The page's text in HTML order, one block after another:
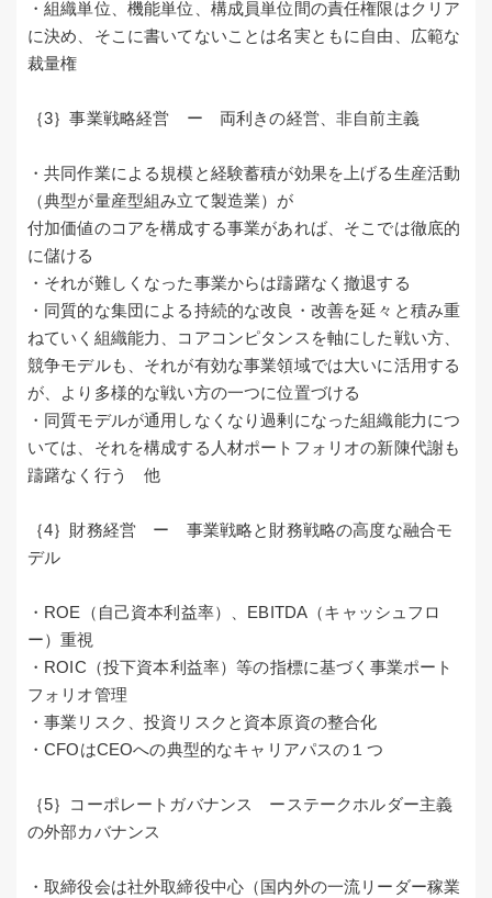
・組織単位、機能単位、構成員単位間の責任権限はクリア
に決め、そこに書いてないことは名実ともに自由、広範な
裁量権
｛3｝事業戦略経営 ー 両利きの経営、非自前主義
・共同作業による規模と経験蓄積が効果を上げる生産活動
（典型が量産型組み立て製造業）が
付加価値のコアを構成する事業があれば、そこでは徹底的
に儲ける
・それが難しくなった事業からは躊躇なく撤退する
・同質的な集団による持続的な改良・改善を延々と積み重
ねていく組織能力、コアコンピタンスを軸にした戦い方、
競争モデルも、それが有効な事業領域では大いに活用する
が、より多様的な戦い方の一つに位置づける
・同質モデルが通用しなくなり過剰になった組織能力につ
いては、それを構成する人材ポートフォリオの新陳代謝も
躊躇なく行う 他
｛4｝財務経営 ー 事業戦略と財務戦略の高度な融合モ
デル
・ROE（自己資本利益率）、EBITDA（キャッシュフロ
ー）重視
・ROIC（投下資本利益率）等の指標に基づく事業ポート
フォリオ管理
・事業リスク、投資リスクと資本原資の整合化
・CFOはCEOへの典型的なキャリアパスの１つ
｛5｝コーポレートガバナンス ーステークホルダー主義
の外部カバナンス
・取締役会は社外取締役中心（国内外の一流リーダー稼業